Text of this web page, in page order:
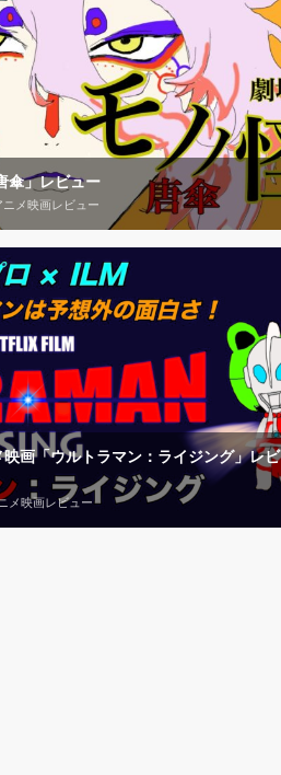
傘」レビュー
ニメ映画レビュー
画「ウルトラマン：ライジング」レビ
メ映画レビュー